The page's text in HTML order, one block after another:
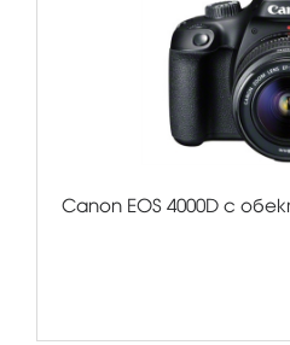
Canon EOS 4000D с